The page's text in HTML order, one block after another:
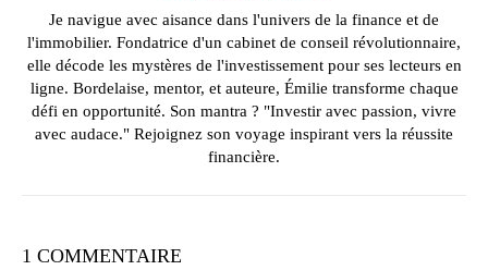
Je navigue avec aisance dans l'univers de la finance et de
l'immobilier. Fondatrice d'un cabinet de conseil révolutionnaire,
elle décode les mystères de l'investissement pour ses lecteurs en
ligne. Bordelaise, mentor, et auteure, Émilie transforme chaque
défi en opportunité. Son mantra ? "Investir avec passion, vivre
avec audace." Rejoignez son voyage inspirant vers la réussite
financière.
1 COMMENTAIRE